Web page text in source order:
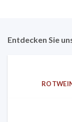
Entdecken Sie